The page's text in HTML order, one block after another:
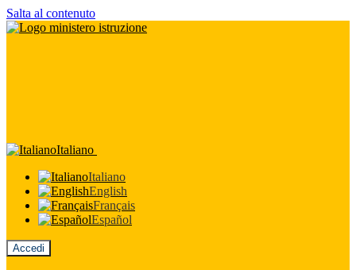
Salta al contenuto
Italiano
Italiano
English
Français
Español
Accedi